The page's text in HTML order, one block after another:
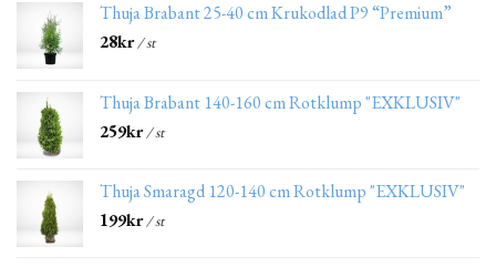
Thuja Brabant 25-40 cm Krukodlad P9 “Premium”
28kr/ st
Thuja Brabant 140-160 cm Rotklump "EXKLUSIV"
259kr/ st
Thuja Smaragd 120-140 cm Rotklump "EXKLUSIV"
199kr/ st